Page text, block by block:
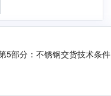
5部分：不锈钢交货技术条件